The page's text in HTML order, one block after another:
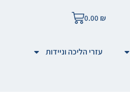
0.00 ₪
עזרי הליכה וניידות